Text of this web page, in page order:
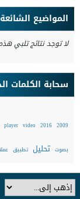
المواضيع الشائعة
لا توجد نتائج تلبي
سحابة الكلمات
2009
2016
player video
بصوت تحليل تطبيق